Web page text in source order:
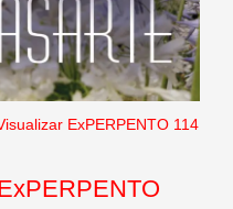
ExPERPENTO 114